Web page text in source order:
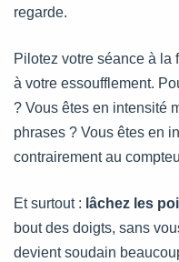
regarde.
Pilotez votre séance à la
à votre essoufflement.
? Vous êtes en intensité
phrases ? Vous êtes en
contrairement au
Et surtout : lâchez les
bout des doigts, sans
devient soudain